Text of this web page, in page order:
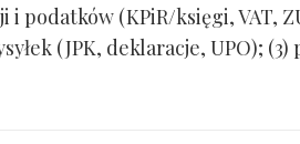
podatków (KPiR/księgi, VAT,
(JPK, deklaracje, UPO); (3)